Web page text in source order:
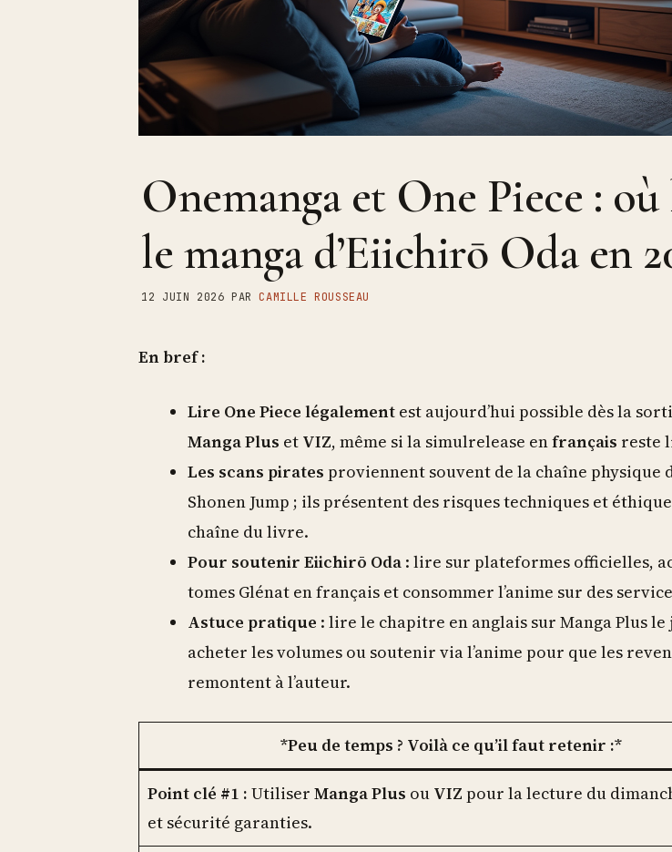
Onemanga et One Piece :
le manga d’Eiichirō Oda en
12 JUIN 2026 PARCAMILLE ROUSSEAU
En bref :
Lire One Piece légalement est aujourd’hui possible dès la
Manga Plus et VIZ, même si la simulrelease enfrançais reste
Les scans pirates proviennent souvent de la chaîne physique
Shonen Jump ; ils présentent des risques techniques et
chaîne du livre.
Pour soutenir Eiichirō Oda : lire sur plateformes officielles,
tomes Glénat en français et consommer l’anime sur des
Astuce pratique : lire le chapitre en anglais sur Manga Plus le
acheter les volumes ou soutenir via l’anime pour que les
remontent à l’auteur.
*Peu de temps ? Voilà ce qu’il faut retenir :*
Point clé #1 : Utiliser Manga Plus ou VIZ pour la lecture du
et sécurité garanties.